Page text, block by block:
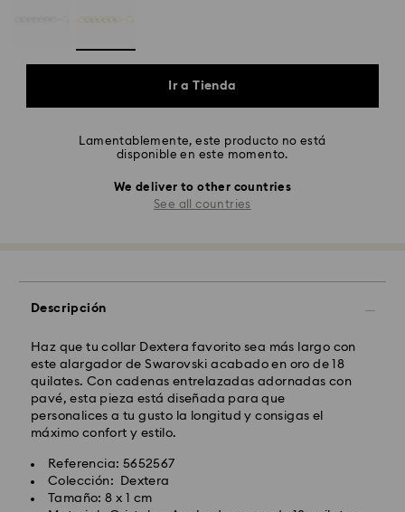
Ir a Tienda
Lamentablemente, este producto no está
disponible en este momento.
We deliver to other countries
See all countries
Descripción
Haz que tu collar Dextera favorito sea más largo con
este alargador de Swarovski acabado en oro de 18
quilates. Con cadenas entrelazadas adornadas con
pavé, esta pieza está diseñada para que
personalices a tu gusto la longitud y consigas el
máximo confort y estilo.
Referencia: 5652567
Colección: Dextera
Tamaño: 8 x 1 cm